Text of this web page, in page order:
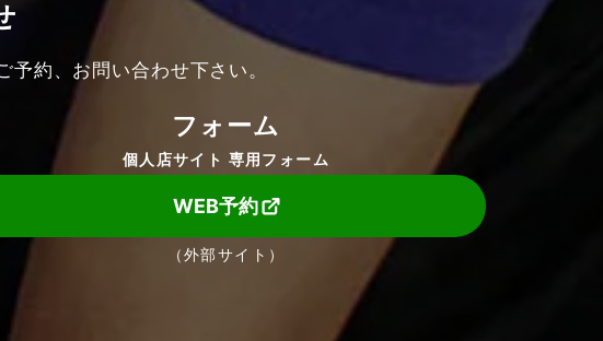
約、お問い合わせ下さい。
フォーム
個人店サイト 専用フォーム
WEB予約
（外部サイト）